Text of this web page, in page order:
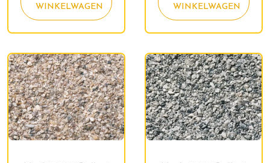
WINKELWAGEN
WINKELWAGEN